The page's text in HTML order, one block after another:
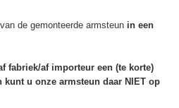
van de gemonteerde armsteun in een
fabriek/af importeur een (te korte)
u onze armsteun daar NIET op